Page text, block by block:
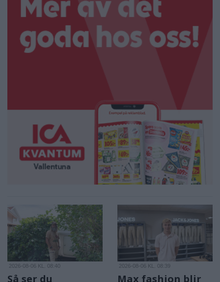
2026-08-06 KL. 08:40
Så ser du
2026-08-06 KL. 08:39
Max fashion blir